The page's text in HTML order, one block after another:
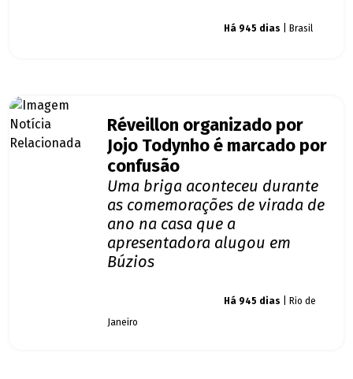
Há 945 dias | Brasil
Réveillon organizado por
Jojo Todynho é marcado por
confusão
Uma briga aconteceu durante
as comemorações de virada de
ano na casa que a
apresentadora alugou em
Búzios
Há 945 dias | Rio de
Janeiro